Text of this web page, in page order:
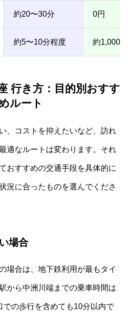
約20〜30分 0円
約5〜10分程度 約1,000円
行き方：目的別おすす
ルート
、コストを抑えたいなど、訪れ
適なルートは変わります。それ
おすすめの交通手段を具体的に
況に合ったものを選んでくださ
場合
場合は、地下鉄利用が最もタイ
から中洲川端までの乗車時間は
での歩行を含めても10分以内で